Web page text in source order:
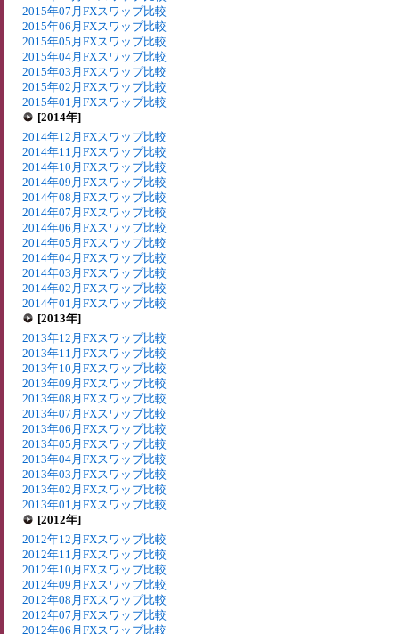
2015年07月FXスワップ比較
2015年06月FXスワップ比較
2015年05月FXスワップ比較
2015年04月FXスワップ比較
2015年03月FXスワップ比較
2015年02月FXスワップ比較
2015年01月FXスワップ比較
[2014年]
2014年12月FXスワップ比較
2014年11月FXスワップ比較
2014年10月FXスワップ比較
2014年09月FXスワップ比較
2014年08月FXスワップ比較
2014年07月FXスワップ比較
2014年06月FXスワップ比較
2014年05月FXスワップ比較
2014年04月FXスワップ比較
2014年03月FXスワップ比較
2014年02月FXスワップ比較
2014年01月FXスワップ比較
[2013年]
2013年12月FXスワップ比較
2013年11月FXスワップ比較
2013年10月FXスワップ比較
2013年09月FXスワップ比較
2013年08月FXスワップ比較
2013年07月FXスワップ比較
2013年06月FXスワップ比較
2013年05月FXスワップ比較
2013年04月FXスワップ比較
2013年03月FXスワップ比較
2013年02月FXスワップ比較
2013年01月FXスワップ比較
[2012年]
2012年12月FXスワップ比較
2012年11月FXスワップ比較
2012年10月FXスワップ比較
2012年09月FXスワップ比較
2012年08月FXスワップ比較
2012年07月FXスワップ比較
2012年06月FXスワップ比較